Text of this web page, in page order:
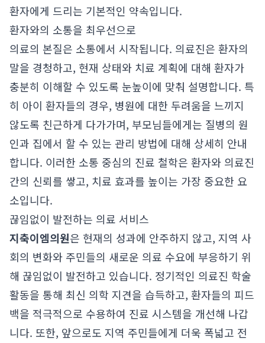
환자에게 드리는 기본적인 약속입니다.
환자와의 소통을 최우선으로
의료의 본질은 소통에서 시작됩니다. 의료진은 환자의
말을 경청하고, 현재 상태와 치료 계획에 대해 환자가
충분히 이해할 수 있도록 눈높이에 맞춰 설명합니다. 특
히 아이 환자들의 경우, 병원에 대한 두려움을 느끼지
않도록 친근하게 다가가며, 부모님들에게는 질병의 원
인과 집에서 할 수 있는 관리 방법에 대해 상세히 안내
합니다. 이러한 소통 중심의 진료 철학은 환자와 의료진
간의 신뢰를 쌓고, 치료 효과를 높이는 가장 중요한 요
소입니다.
끊임없이 발전하는 의료 서비스
지축이엠의원은 현재의 성과에 안주하지 않고, 지역 사
회의 변화와 주민들의 새로운 의료 수요에 부응하기 위
해 끊임없이 발전하고 있습니다. 정기적인 의료진 학술
활동을 통해 최신 의학 지견을 습득하고, 환자들의 피드
백을 적극적으로 수용하여 진료 시스템을 개선해 나갑
니다. 또한, 앞으로도 지역 주민들에게 더욱 폭넓고 전